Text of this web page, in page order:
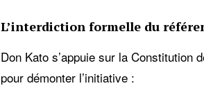
L’interdiction formelle du
Don Kato s’appuie sur la Constitution
pour démonter l’initiative :